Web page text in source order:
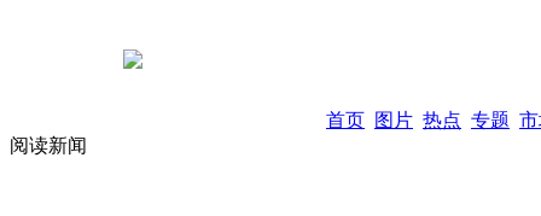
首页 图片 热点 专题
阅读新闻